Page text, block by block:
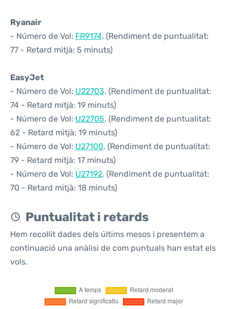
Ryanair
- Número de Vol: FR9174. (Rendiment de puntualitat:
77 - Retard mitjà: 5 minuts)
EasyJet
- Número de Vol: U22703. (Rendiment de puntualitat:
74 - Retard mitjà: 19 minuts)
- Número de Vol: U22705. (Rendiment de puntualitat:
62 - Retard mitjà: 19 minuts)
- Número de Vol: U27100. (Rendiment de puntualitat:
79 - Retard mitjà: 17 minuts)
- Número de Vol: U27192. (Rendiment de puntualitat:
70 - Retard mitjà: 18 minuts)
Puntualitat i retards
Hem recollit dades dels últims mesos i presentem a
continuació una anàlisi de com puntuals han estat els
vols.